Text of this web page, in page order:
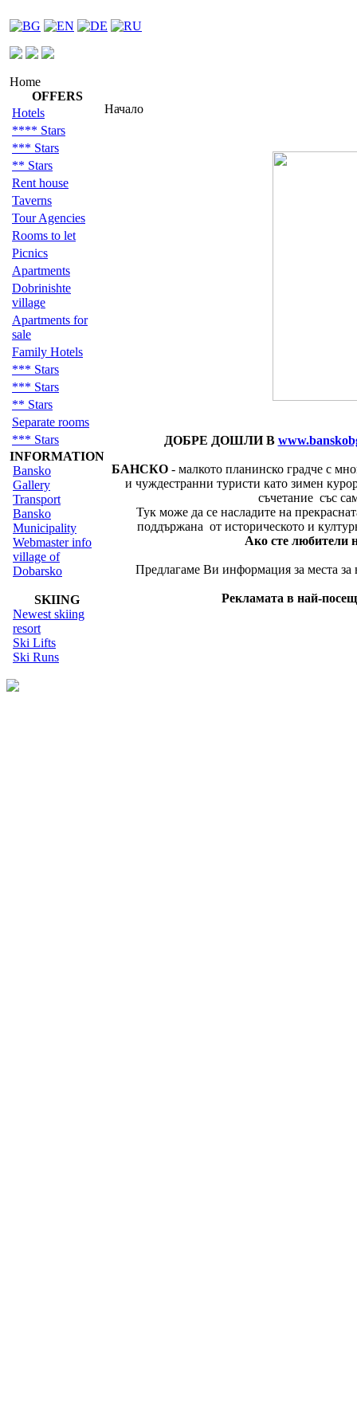
Home
OFFERS
Hotels
**** Stars
*** Stars
** Stars
Rent house
Taverns
Tour Agencies
Rooms to let
Picnics
Apartments
Dobrinishte
village
Apartments for
sale
Family Hotels
*** Stars
*** Stars
** Stars
Separate rooms
*** Stars
INFORMATION
Bansko
Gallery
Transport
Bansko
Municipality
Webmaster info
village of
Dobarsko
SKIING
Newest skiing
resort
Ski Lifts
Ski Runs
Начало
ДОБРЕ ДОШЛИ В
БАНСКО - малкото планинско градче с
и чуждестранни туристи като зимен
съчетание със
Тук може да се насладите на
поддържана от историческото и
Ако сте любители
Предлагаме Ви информация за места за
Рекламата в най-